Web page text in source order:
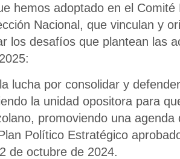
hemos adoptado en el
Nacional, que vinculan y
los desafíos que plantean las
lucha por consolidar y
la unidad opositora para
promoviendo una
Político Estratégico
de octubre de 2024.